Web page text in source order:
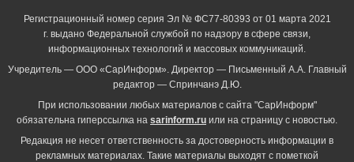
Регистрационный номер серия Эл № ФС77-80393 от 01 марта 2021
г. выдано Федеральной службой по надзору в сфере связи,
информационных технологий и массовых коммуникаций.
Учредитель — ООО «СарИнформ». Директор — Письменный А.А. Главный
редактор — Спринчанэ Д.Ю.
При использовании любых материалов с сайта "СарИнформ"
обязательна гиперссылка на sarinform.ru или на страницу с новостью.
Редакция не несет ответственность за достоверность информации в
рекламных материалах. Такие материалы выходят с пометкой